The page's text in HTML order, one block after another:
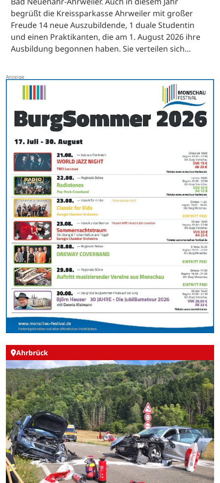
begrüßt die Kreissparkasse Ahrweiler mit großer
Freude 14 neue Auszubildende, 1 duale Studentin
und einen Praktikanten, die am 1. August 2026 ihre
Ausbildung begonnen haben. Sie verteilen sich…
Ahrbrück